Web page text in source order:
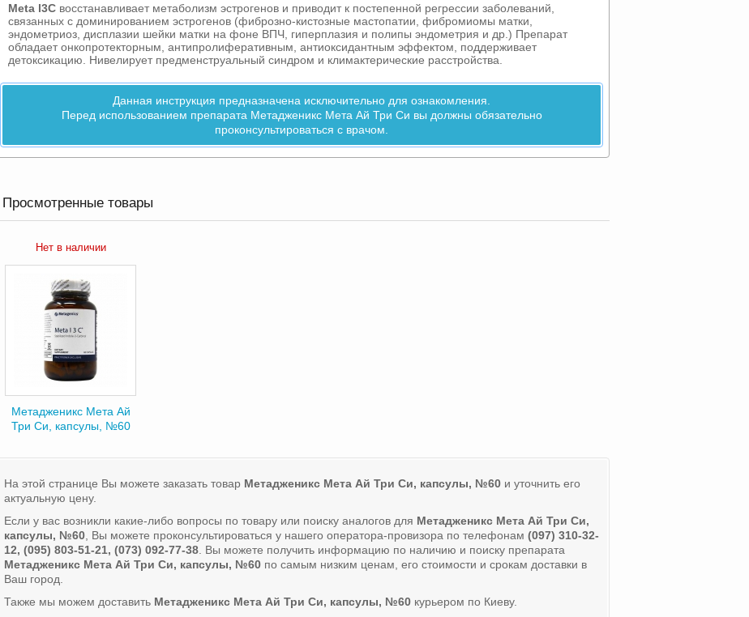
Meta l3C восстанавливает метаболизм эстрогенов и приводит к постепенной регрессии заболеваний,
связанных с доминированием эстрогенов (фиброзно-кистозные мастопатии, фибромиомы матки,
эндометриоз, дисплазии шейки матки на фоне ВПЧ, гиперплазия и полипы эндометрия и др.) Препарат
обладает онкопротекторным, антипролиферативным, антиоксидантным эффектом, поддерживает
детоксикацию. Нивелирует предменструальный синдром и климактерические расстройства.
Данная инструкция предназначена исключительно для ознакомления.
Перед использованием препарата Метадженикс Мета Ай Три Си вы должны обязательно
проконсультироваться с врачом.
Просмотренные товары
Нет в наличии
Метадженикс Мета Ай
Три Си, капсулы, №60
На этой странице Вы можете заказать товар Метадженикс Мета Ай Три Си, капсулы, №60 и уточнить его
актуальную цену.
Если у вас возникли какие-либо вопросы по товару или поиску аналогов для Метадженикс Мета Ай Три Си,
капсулы, №60 , Вы можете проконсультироваться у нашего оператора-провизора по телефонам (097) 310-32-
12, (095) 803-51-21, (073) 092-77-38 . Вы можете получить информацию по наличию и поиску препарата
Метадженикс Мета Ай Три Си, капсулы, №60 по самым низким ценам, его стоимости и срокам доставки в
Ваш город.
Также мы можем доставить Метадженикс Мета Ай Три Си, капсулы, №60 курьером по Киеву.